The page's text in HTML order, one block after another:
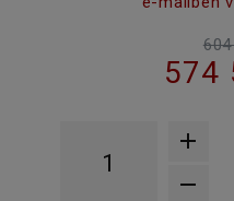
574